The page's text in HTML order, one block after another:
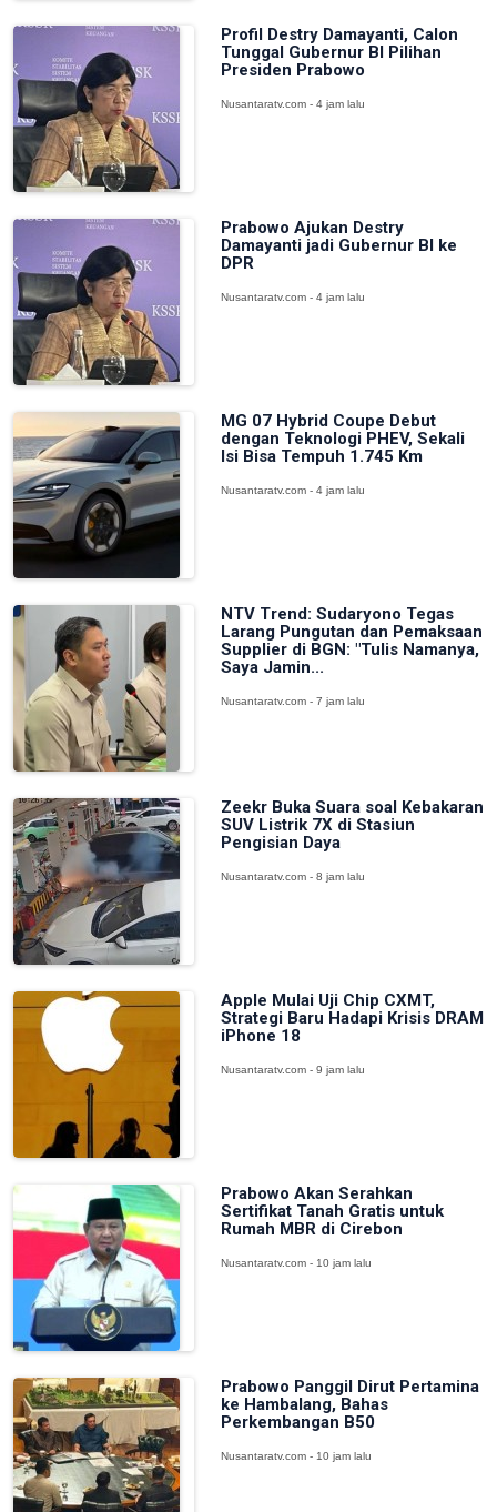
Profil Destry Damayanti, Calon
Tunggal Gubernur BI Pilihan
Presiden Prabowo
Nusantaratv.com - 4 jam lalu
Prabowo Ajukan Destry
Damayanti jadi Gubernur BI ke
DPR
Nusantaratv.com - 4 jam lalu
MG 07 Hybrid Coupe Debut
dengan Teknologi PHEV, Sekali
Isi Bisa Tempuh 1.745 Km
Nusantaratv.com - 4 jam lalu
NTV Trend: Sudaryono Tegas
Larang Pungutan dan Pemaksaan
Supplier di BGN: "Tulis Namanya,
Saya Jamin...
Nusantaratv.com - 7 jam lalu
Zeekr Buka Suara soal Kebakaran
SUV Listrik 7X di Stasiun
Pengisian Daya
Nusantaratv.com - 8 jam lalu
Apple Mulai Uji Chip CXMT,
Strategi Baru Hadapi Krisis DRAM
iPhone 18
Nusantaratv.com - 9 jam lalu
Prabowo Akan Serahkan
Sertifikat Tanah Gratis untuk
Rumah MBR di Cirebon
Nusantaratv.com - 10 jam lalu
Prabowo Panggil Dirut Pertamina
ke Hambalang, Bahas
Perkembangan B50
Nusantaratv.com - 10 jam lalu